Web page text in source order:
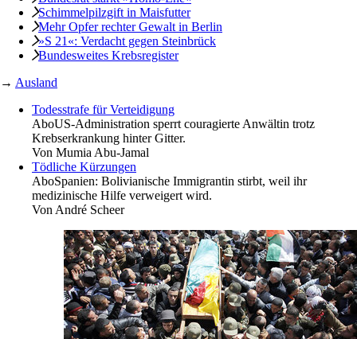
Schimmelpilzgift in Maisfutter
Mehr Opfer rechter Gewalt in Berlin
»S 21«: Verdacht gegen Steinbrück
Bundesweites Krebsregister
→ Ausland
Todesstrafe für Verteidigung
AboUS-Administration sperrt couragierte Anwältin trotz
Krebserkrankung hinter Gitter.
Von Mumia Abu-Jamal
Tödliche Kürzungen
AboSpanien: Bolivianische Immigrantin stirbt, weil ihr
medizinische Hilfe verweigert wird.
Von André Scheer